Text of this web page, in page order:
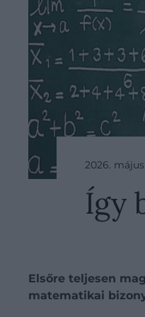
2026.
Így
Elsőre teljesen
matematikai